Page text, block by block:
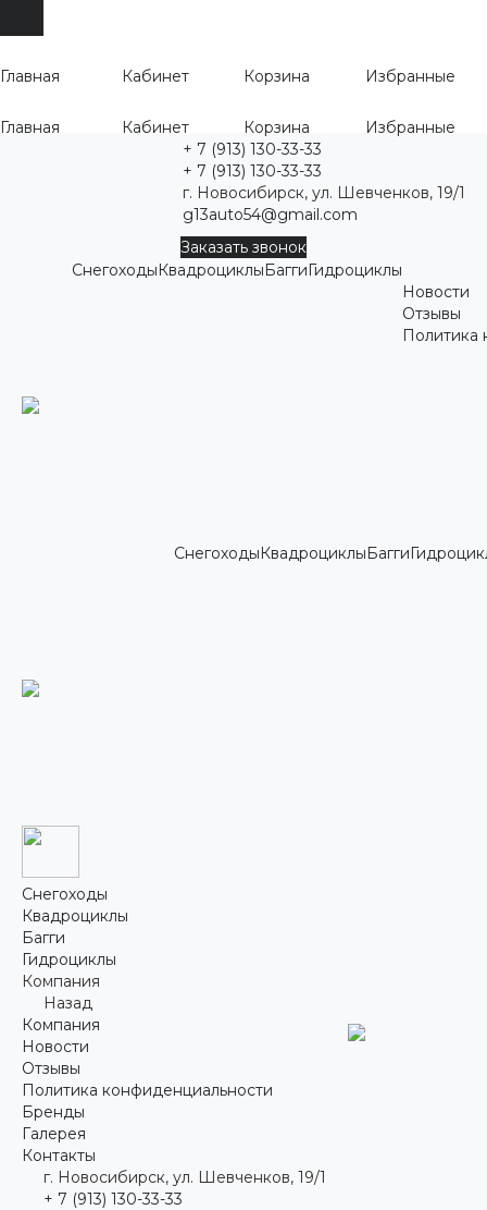
Главная Кабинет Корзина Избранные
Главная Кабинет Корзина
Избранные
+ 7 (913) 130-33-33
+ 7 (913) 130-33-33
г. Новосибирск, ул. Шевченков, 19/1
g13auto54@gmail.com
Заказать звонок
СнегоходыКвадроциклыБаггиГидроциклы
Новости
Отзывы
Политика
СнегоходыКвадроциклыБагги
Снегоходы
Квадроциклы
Багги
Гидроциклы
Компания
Назад
Компания
Новости
Отзывы
Политика конфиденциальности
Бренды
Галерея
Контакты
г. Новосибирск, ул. Шевченков, 19/1
+ 7 (913) 130-33-33